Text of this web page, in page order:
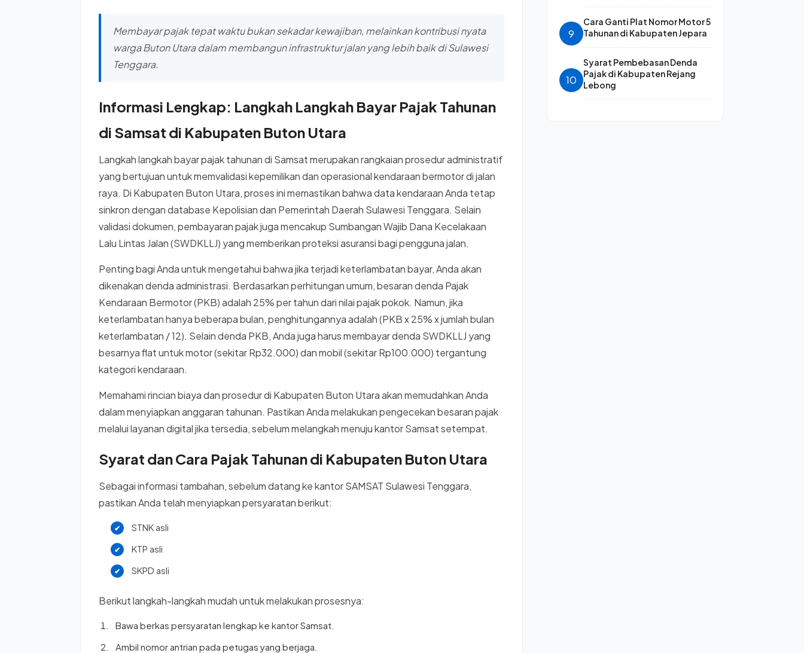
Membayar pajak tepat waktu bukan sekadar kewajiban, melainkan kontribusi nyata
warga Buton Utara dalam membangun infrastruktur jalan yang lebih baik di Sulawesi
Tenggara.
Informasi Lengkap: Langkah Langkah Bayar Pajak Tahunan
di Samsat di Kabupaten Buton Utara
Langkah langkah bayar pajak tahunan di Samsat merupakan rangkaian prosedur administratif
yang bertujuan untuk memvalidasi kepemilikan dan operasional kendaraan bermotor di jalan
raya. Di Kabupaten Buton Utara, proses ini memastikan bahwa data kendaraan Anda tetap
sinkron dengan database Kepolisian dan Pemerintah Daerah Sulawesi Tenggara. Selain
validasi dokumen, pembayaran pajak juga mencakup Sumbangan Wajib Dana Kecelakaan
Lalu Lintas Jalan (SWDKLLJ) yang memberikan proteksi asuransi bagi pengguna jalan.
Penting bagi Anda untuk mengetahui bahwa jika terjadi keterlambatan bayar, Anda akan
dikenakan denda administrasi. Berdasarkan perhitungan umum, besaran denda Pajak
Kendaraan Bermotor (PKB) adalah 25% per tahun dari nilai pajak pokok. Namun, jika
keterlambatan hanya beberapa bulan, penghitungannya adalah (PKB x 25% x jumlah bulan
keterlambatan / 12). Selain denda PKB, Anda juga harus membayar denda SWDKLLJ yang
besarnya flat untuk motor (sekitar Rp32.000) dan mobil (sekitar Rp100.000) tergantung
kategori kendaraan.
Memahami rincian biaya dan prosedur di Kabupaten Buton Utara akan memudahkan Anda
dalam menyiapkan anggaran tahunan. Pastikan Anda melakukan pengecekan besaran pajak
melalui layanan digital jika tersedia, sebelum melangkah menuju kantor Samsat setempat.
Syarat dan Cara Pajak Tahunan di Kabupaten Buton Utara
Sebagai informasi tambahan, sebelum datang ke kantor SAMSAT Sulawesi Tenggara,
pastikan Anda telah menyiapkan persyaratan berikut:
STNK asli
KTP asli
SKPD asli
Berikut langkah-langkah mudah untuk melakukan prosesnya:
Bawa berkas persyaratan lengkap ke kantor Samsat.
Ambil nomor antrian pada petugas yang berjaga.
9
Cara Ganti Plat Nomor Motor 5
Tahunan di Kabupaten Jepara
10
Syarat Pembebasan Denda
Pajak di Kabupaten Rejang
Lebong